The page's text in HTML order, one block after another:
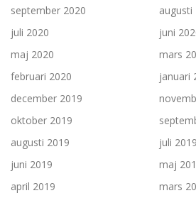
september 2020
augusti
juli 2020
juni
maj 2020
mars
februari 2020
januari
december 2019
oktober 2019
augusti 2019
juli 2019
juni 2019
maj
april 2019
mars